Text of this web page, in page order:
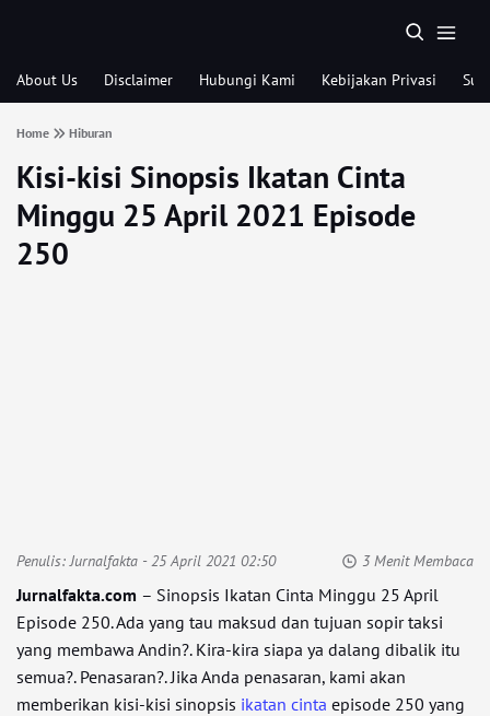
About Us Disclaimer Hubungi Kami Kebijakan Privasi
Home Hiburan
Kisi-kisi Sinopsis Ikatan Cinta
Minggu 25 April 2021 Episode
250
Penulis:Jurnalfakta - 25 April 2021 02:50 3 Menit Membaca
Jurnalfakta.com – Sinopsis Ikatan Cinta Minggu 25 April
Episode 250. Ada yang tau maksud dan tujuan sopir taksi
yang membawa Andin?. Kira-kira siapa ya dalang dibalik itu
semua?. Penasaran?. Jika Anda penasaran, kami akan
memberikan kisi-kisi sinopsis ikatan cinta episode 250 yang